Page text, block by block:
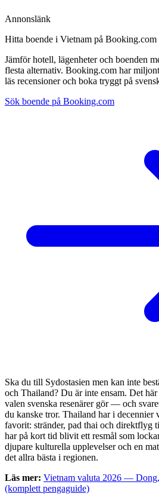
Annonslänk
Hitta boende i Vietnam på Booking.com
Jämför hotell, lägenheter och boenden
flesta alternativ. Booking.com har
läs recensioner och boka tryggt på
Sök boende på Booking.com
Ska du till Sydostasien men kan inte
och Thailand? Du är inte ensam. Det
valen svenska resenärer gör — och
du kanske tror. Thailand har i decennier
favorit: stränder, pad thai och direktflyg
har på kort tid blivit ett resmål som
djupare kulturella upplevelser och en
det allra bästa i regionen.
Läs mer: Vietnam valuta 2026 —
(komplett pengaguide)